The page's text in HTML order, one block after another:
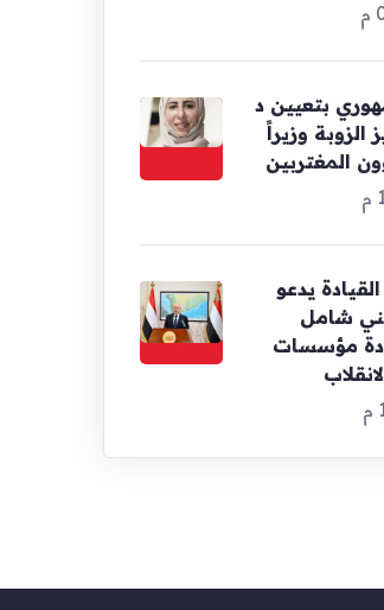
بتعيين د
الزوبة وزيراً
المغتربين
يدعو
شامل
مؤسسات